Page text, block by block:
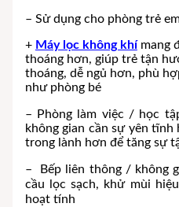
– Sử dụng cho phòng trẻ
+ Máy lọc không khímang
thoáng hơn, giúp trẻ tận
thoáng, dễ ngủ hơn, phù
như phòng bé
– Phòng làm việc / học
không gian cần sự yên
trong lành hơn để tăng sự
– Bếp liên thông / không
cầu lọc sạch, khử mùi
hoạt tính